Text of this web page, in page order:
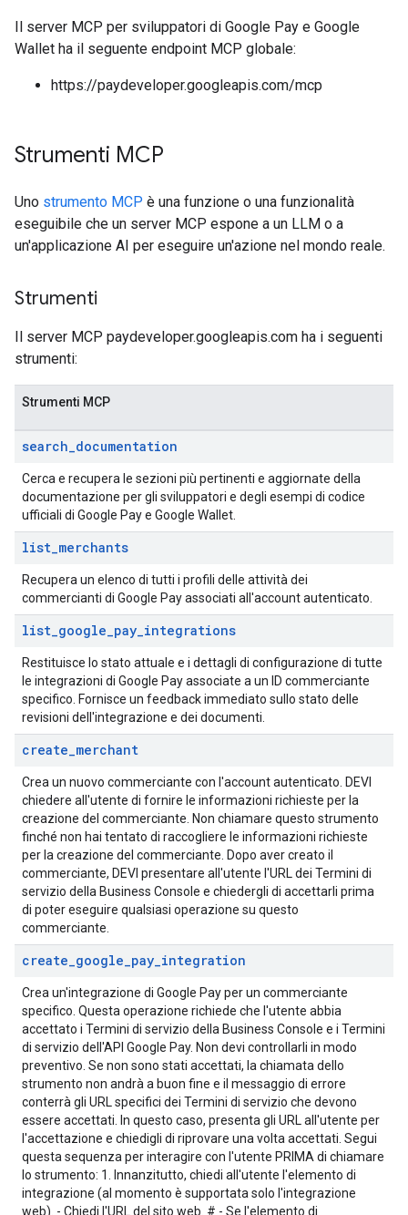
Il server MCP per sviluppatori di Google Pay e Google
Wallet ha il seguente endpoint MCP globale:
https://paydeveloper.googleapis.com/mcp
Strumenti MCP
Uno strumento MCP è una funzione o una funzionalità
eseguibile che un server MCP espone a un LLM o a
un'applicazione AI per eseguire un'azione nel mondo reale.
Strumenti
Il server MCP paydeveloper.googleapis.com ha i seguenti
strumenti:
Strumenti MCP
search_documentation
Cerca e recupera le sezioni più pertinenti e aggiornate della
documentazione per gli sviluppatori e degli esempi di codice
ufficiali di Google Pay e Google Wallet.
list_merchants
Recupera un elenco di tutti i profili delle attività dei
commercianti di Google Pay associati all'account autenticato.
list_google_pay_integrations
Restituisce lo stato attuale e i dettagli di configurazione di tutte
le integrazioni di Google Pay associate a un ID commerciante
specifico. Fornisce un feedback immediato sullo stato delle
revisioni dell'integrazione e dei documenti.
create_merchant
Crea un nuovo commerciante con l'account autenticato. DEVI
chiedere all'utente di fornire le informazioni richieste per la
creazione del commerciante. Non chiamare questo strumento
finché non hai tentato di raccogliere le informazioni richieste
per la creazione del commerciante. Dopo aver creato il
commerciante, DEVI presentare all'utente l'URL dei Termini di
servizio della Business Console e chiedergli di accettarli prima
di poter eseguire qualsiasi operazione su questo
commerciante.
create_google_pay_integration
Crea un'integrazione di Google Pay per un commerciante
specifico. Questa operazione richiede che l'utente abbia
accettato i Termini di servizio della Business Console e i Termini
di servizio dell'API Google Pay. Non devi controllarli in modo
preventivo. Se non sono stati accettati, la chiamata dello
strumento non andrà a buon fine e il messaggio di errore
conterrà gli URL specifici dei Termini di servizio che devono
essere accettati. In questo caso, presenta gli URL all'utente per
l'accettazione e chiedigli di riprovare una volta accettati. Segui
questa sequenza per interagire con l'utente PRIMA di chiamare
lo strumento: 1. Innanzitutto, chiedi all'utente l'elemento di
integrazione (al momento è supportata solo l'integrazione
web). - Chiedi l'URL del sito web. # - Se l'elemento di